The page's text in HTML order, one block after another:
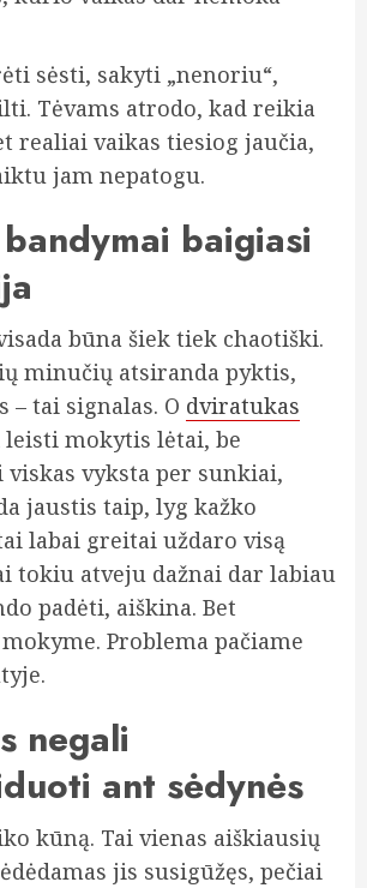
sėsti, sakyti „nenoriu“,
Tėvams atrodo, kad reikia
realiai vaikas tiesiog jaučia,
jam nepatogu.
baigiasi
būna šiek tiek chaotiški.
minučių atsiranda pyktis,
– tai signalas. O dviratukas
mokytis lėtai, be
viskas vyksta per sunkiai,
jaustis taip, lyg kažko
labai greitai uždaro visą
tokiu atveju dažnai dar labiau
padėti, aiškina. Bet
Problema pačiame
negali
ant sėdynės
kūną. Tai vienas aiškiausių
jis susigūžęs, pečiai